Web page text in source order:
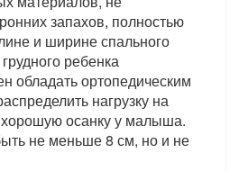
запахов, полностью
и ширине спального
ребенка
обладать ортопедическим
нагрузку на
хорошую осанку у малыша.
не меньше 8 см, но и не